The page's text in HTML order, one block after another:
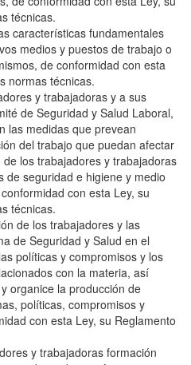
técnicas.
características fundamentales
medios y puestos de trabajo o
de conformidad con esta
normas técnicas.
y trabajadoras y a sus
de Seguridad y Salud Laboral,
las medidas que prevean
del trabajo que puedan afectar
los trabajadores y trabajadoras
de seguridad e higiene y medio
con esta Ley, su
técnicas.
de los trabajadores y las
de Seguridad y Salud en el
políticas y compromisos y los
con la materia, así
organice la producción de
políticas, compromisos y
con esta Ley, su Reglamento
y trabajadoras formación